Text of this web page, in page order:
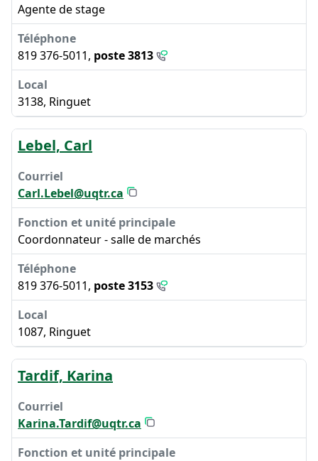
Agente de stage
819 376-5011, poste 3813
3138, Ringuet
Lebel, Carl
Carl.Lebel@uqtr.ca
Coordonnateur - salle de marchés
819 376-5011, poste 3153
1087, Ringuet
Tardif, Karina
Karina.Tardif@uqtr.ca